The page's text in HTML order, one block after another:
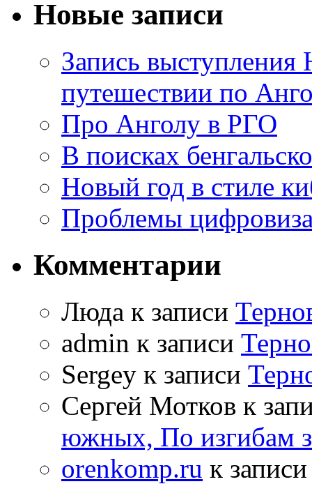
Новые записи
Запись
путешествии по
Про Анголу в РГО
В поисках
Новый год в стиле
Проблемы
Комментарии
Люда к записи
admin к записи
Sergey к записи
Сергей Мотков к
южных, По изгибам
orenkomp.ru к